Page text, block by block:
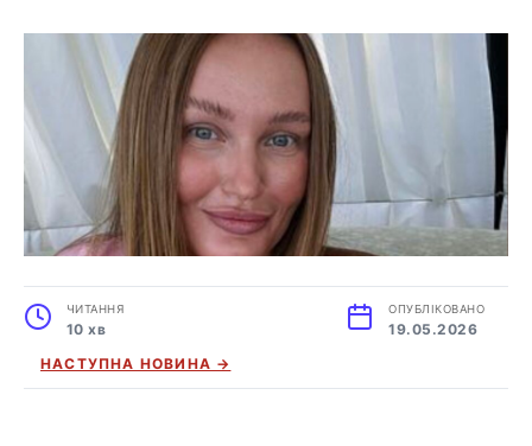
ЧИТАННЯ
10 хв
ОПУБЛІКОВАНО
19.05.2026
НАСТУПНА НОВИНА →